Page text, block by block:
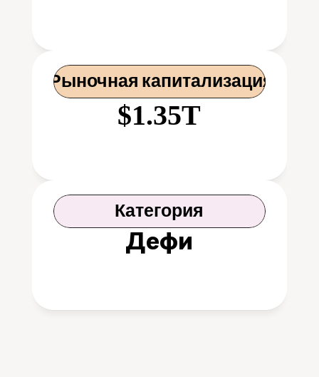
Рыночная капитализация
$1.35T
Категория
Дефи